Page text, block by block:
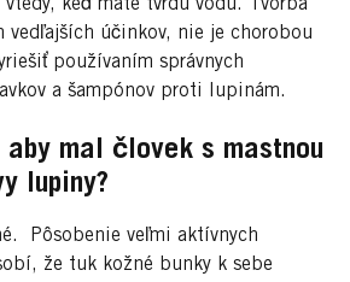
keď máte tvrdú vodu. Tvorba
vedľajších účinkov, nie je chorobou
používaním správnych
a šampónov proti lupinám.
aby mal človek s mastnou
lupiny?
Pôsobenie veľmi aktívnych
že tuk kožné bunky k sebe